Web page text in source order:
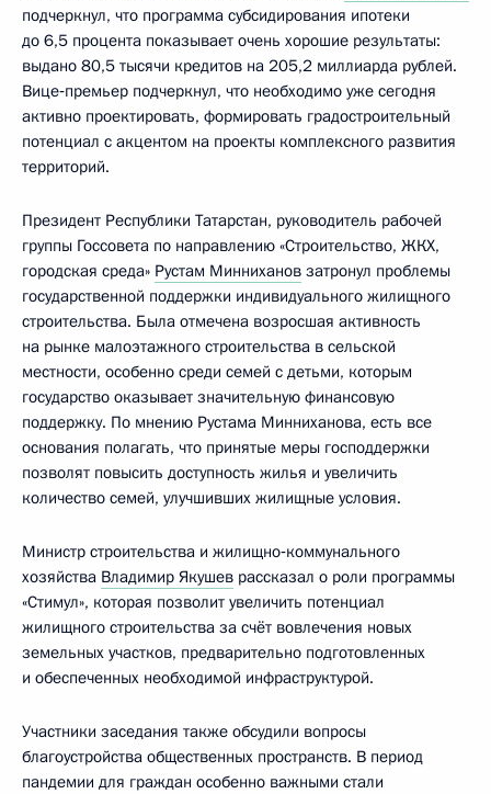
подчеркнул, что программа субсидирования ипотеки
до 6,5 процента показывает очень хорошие результаты:
выдано 80,5 тысячи кредитов на 205,2 миллиарда рублей.
Вице‑премьер подчеркнул, что необходимо уже сегодня
активно проектировать, формировать градостроительный
потенциал с акцентом на проекты комплексного развития
территорий.
Президент Республики Татарстан, руководитель рабочей
группы Госсовета по направлению «Строительство, ЖКХ,
городская среда» Рустам Минниханов затронул проблемы
государственной поддержки индивидуального жилищного
строительства. Была отмечена возросшая активность
на рынке малоэтажного строительства в сельской
местности, особенно среди семей с детьми, которым
государство оказывает значительную финансовую
поддержку. По мнению Рустама Минниханова, есть все
основания полагать, что принятые меры господдержки
позволят повысить доступность жилья и увеличить
количество семей, улучшивших жилищные условия.
Министр строительства и жилищно‑коммунального
хозяйства Владимир Якушев рассказал о роли программы
«Стимул», которая позволит увеличить потенциал
жилищного строительства за счёт вовлечения новых
земельных участков, предварительно подготовленных
и обеспеченных необходимой инфраструктурой.
Участники заседания также обсудили вопросы
благоустройства общественных пространств. В период
пандемии для граждан особенно важными стали